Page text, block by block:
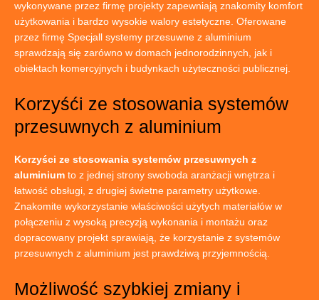
wykonywane przez firmę projekty zapewniają znakomity komfort
użytkowania i bardzo wysokie walory estetyczne. Oferowane
przez firmę Specjall systemy przesuwne z aluminium
sprawdzają się zarówno w domach jednorodzinnych, jak i
obiektach komercyjnych i budynkach użyteczności publicznej.
Korzyśći ze stosowania systemów
przesuwnych z aluminium
Korzyści ze stosowania systemów przesuwnych z
aluminium to z jednej strony swoboda aranżacji wnętrza i
łatwość obsługi, z drugiej świetne parametry użytkowe.
Znakomite wykorzystanie właściwości użytych materiałów w
połączeniu z wysoką precyzją wykonania i montażu oraz
dopracowany projekt sprawiają, że korzystanie z systemów
przesuwnych z aluminium jest prawdziwą przyjemnością.
Możliwość szybkiej zmiany i